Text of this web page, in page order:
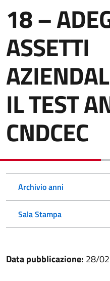
18 –
ASSETTI
IL TEST
CNDCEC
Archivio anni
Sala Stampa
Data pubblicazione: 28/